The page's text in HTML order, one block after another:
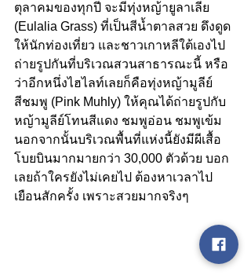
ตุลาคมของทุกปี จะมีทุ่งหญ้ายูลาเลีย
(Eulalia Grass) ที่เป็นสีน้ำตาลสวย ดึงดูด
ให้นักท่องเที่ยว และชาวเกาหลีใต้เองไป
ถ่ายรูปกันที่บริเวณสวนสาธารณะนี้ หรือ
ว่าอีกหนึ่งไฮไลท์เลยก็คือทุ่งหญ้ามูลีย์
สีชมพู (Pink Muhly) ให้คุณได้ถ่ายรูปกับ
หญ้ามูลีย์โทนสีแดง ชมพูอ่อน ชมพูเข้ม
นอกจากนั้นบริเวณพื้นที่แห่งนี้ยังมีผีเสื้อ
โบยบินมากมายกว่า 30,000 ตัวด้วย บอก
เลยถ้าใครยังไม่เคยไป ต้องหาเวลาไป
เยือนสักครั้ง เพราะสวยมากจริงๆ